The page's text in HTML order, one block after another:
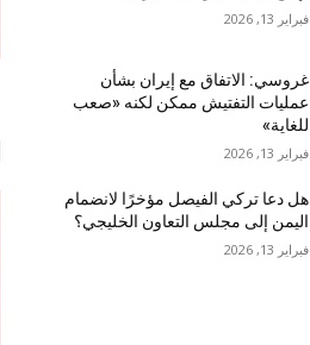
فبراير 13, 2026
غروسي: الاتفاق مع إيران بشأن
عمليات التفتيش ممكن لكنه «صعب
للغاية»
فبراير 13, 2026
هل دعا تركي الفيصل مؤخرًا لانضمام
اليمن إلى مجلس التعاون الخليجي؟
فبراير 13, 2026